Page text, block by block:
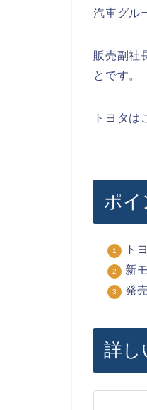
汽車グル
販売副社
とです。
トヨタ
ポイ
ト
新
発
詳し